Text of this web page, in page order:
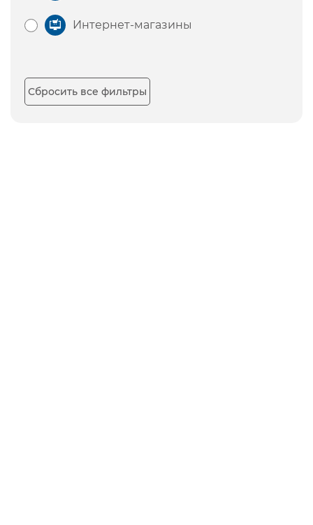
Интернет-магазины
Сбросить все фильтры